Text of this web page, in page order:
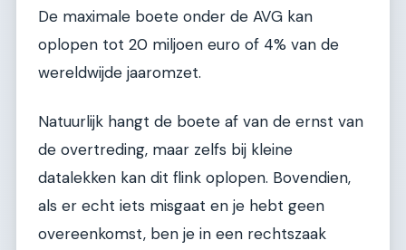
De maximale boete onder de AVG kan
oplopen tot 20 miljoen euro of 4% van de
wereldwijde jaaromzet.
Natuurlijk hangt de boete af van de ernst van
de overtreding, maar zelfs bij kleine
datalekken kan dit flink oplopen. Bovendien,
als er echt iets misgaat en je hebt geen
overeenkomst, ben je in een rechtszaak